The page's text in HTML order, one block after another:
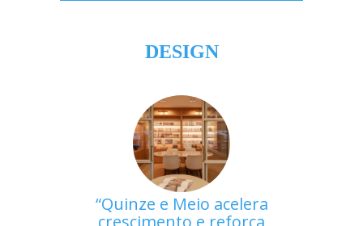
DESIGN
Quinze e Meio acelera